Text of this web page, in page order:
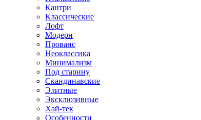
Кантри
Классические
Лофт
Модерн
Прованс
Неоклассика
Минимализм
Под старину
Скандинавские
Элитные
Эксклюзивные
Хай-тек
Особенности